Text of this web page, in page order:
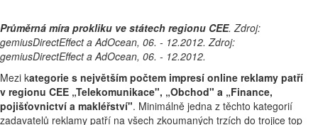
Průměrná míra prokliku ve státech regionu CEE. Zdroj:
gemiusDirectEffect a AdOcean, 06. - 12.2012. Zdroj:
gemiusDirectEffect a AdOcean, 06. - 12.2012.
Mezi kategorie s největším počtem impresí online reklamy patří
v regionu CEE „Telekomunikace", „Obchod" a „Finance,
pojišťovnictví a makléřství". Minimálně jedna z těchto kategorií
zadavatelů reklamy patří na všech zkoumaných trzích do trojice top